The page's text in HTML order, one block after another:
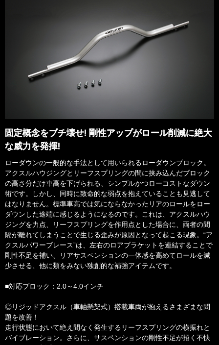
固定概念をブチ壊せ! 剛性アップがロール削減に絶大
な威力を発揮!
ローダウンの一般的な手法として用いられるローダウンブロック。
アクスルハウジングとリーフスプリングの間に挟み込んだブロック
の高さ分だけ車高を下げられる、シンプルかつローコストなダウン
術です。しかし、同時に致命的な弱点を抱えていることも見逃して
はなりません。標準車高では気にならなかったリアのロールをロー
ダウンした途端に感じるようになるのです。これは、アクスルハウ
ジングを力点、リーフスプリングを作用点とした場合に、両者の間
隔が離れてしまうことで生じる歪みが原因となって起こる現象。“ア
クスルパワーブレース”は、左右のロアブラケットを連結することで
剛性不足を補い、リアサスペンションの一体感を高めてロールを減
少させる、他に類をみない独創的な補強アイテムです。
■対応ブロック：2.0～4.0インチ
◎リジッドアクスル（車軸懸架式）搭載車両が抱えるさまざまな問
題を改善！
走行状態において絶え間なく発生するリーフスプリングの横振れと
バイブレーション。さらに、サスペンションの剛性不足が招く不快